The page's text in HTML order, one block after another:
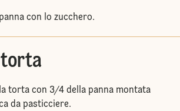
con lo zucchero.
torta
torta con 3/4 della panna montata
da pasticciere.